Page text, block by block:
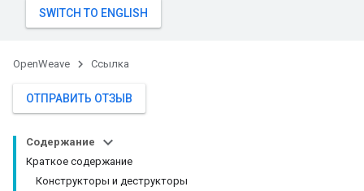
OpenWeave Ссылка
ОТПРАВИТЬ ОТЗЫВ
Содержание
Краткое содержание
Конструкторы и деструкторы